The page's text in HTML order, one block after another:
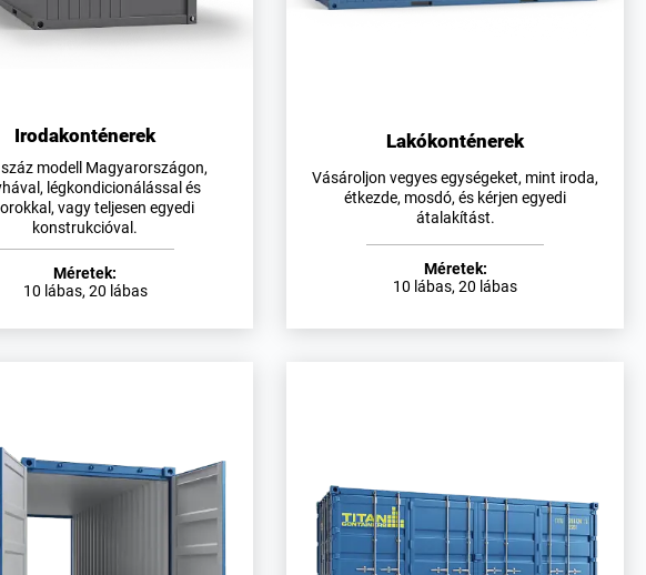
Irodakonténerek
modell Magyarországon,
légkondicionálással és
vagy teljesen egyedi
konstrukcióval.
Méretek:
10 lábas, 20 lábas
Lakókonténerek
Vásároljon vegyes egységeket, mint iroda,
étkezde, mosdó, és kérjen egyedi
átalakítást.
Méretek:
10 lábas, 20 lábas